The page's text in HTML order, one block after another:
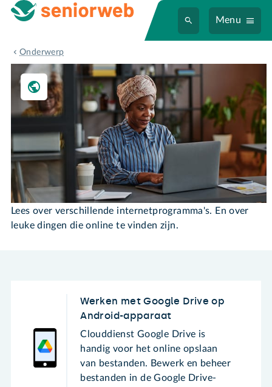
Menu
Onderwerp
Internet
Internet
Lees over verschillende internetprogramma's. En over
leuke dingen die online te vinden zijn.
Werken met Google Drive op
Android-apparaat
Clouddienst Google Drive is
handig voor het online opslaan
van bestanden. Bewerk en beheer
bestanden in de Google Drive-